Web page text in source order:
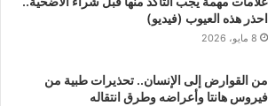
احذر هذه العيوب (فيديو)
8 مايو، 2026
من القوارض إلى الإنسان.. تحذيرات طبية من
فيروس هانتا وأعراضه وطرق انتقاله